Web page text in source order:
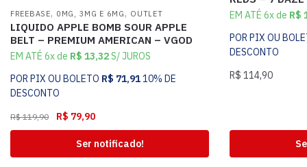
FREEBASE, 0MG, 3MG E 6MG , OUTLET
LIQUIDO APPLE BOMB SOUR APPLE
BELT – PREMIUM AMERICAN – VGOD
EM ATÉ 6x de R$ 13,32S/ JUROS
POR PIX OU BOLETO R$ 71,9110% DE
DESCONTO
R$119,90 R$ 79,90
Ser notificado!
EM ATÉ 6x de R$
POR PIX OU
DESCONTO
R$ 114,90